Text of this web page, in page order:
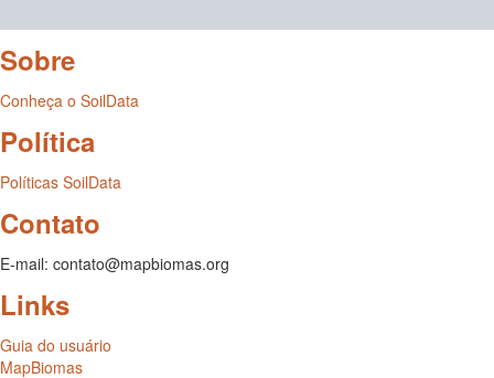
Sobre
Conheça o SoilData
Política
Políticas SoilData
Contato
E-mail: contato@mapbiomas.org
Links
Guia do usuário
MapBiomas